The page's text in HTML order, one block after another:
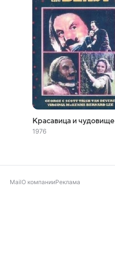
Красавица и чудовище
1976
MailО компанииРеклама